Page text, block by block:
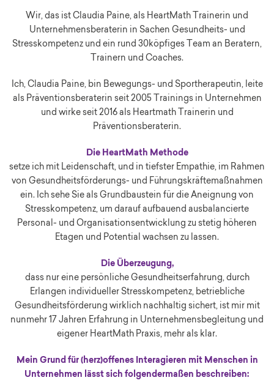
Wir, das ist Claudia Paine, als HeartMath Trainerin und
Unternehmensberaterin in Sachen Gesundheits- und
Stresskompetenz und ein rund 30köpfiges Team an Beratern,
Trainern und Coaches.
Ich, Claudia Paine, bin Bewegungs- und Sportherapeutin, leite
als Präventionsberaterin seit 2005 Trainings in Unternehmen
und wirke seit 2016 als Heartmath Trainerin und
Präventionsberaterin.
Die HeartMath Methode
setze ich mit Leidenschaft, und in tiefster Empathie, im Rahmen
von Gesundheitsförderungs- und Führungskräftemaßnahmen
ein. Ich sehe Sie als Grundbaustein für die Aneignung von
Stresskompetenz, um darauf aufbauend ausbalancierte
Personal- und Organisationsentwicklung zu stetig höheren
Etagen und Potential wachsen zu lassen.
Die Überzeugung,
dass nur eine persönliche Gesundheitserfahrung, durch
Erlangen individueller Stresskompetenz, betriebliche
Gesundheitsförderung wirklich nachhaltig sichert, ist mir mit
nunmehr 17 Jahren Erfahrung in Unternehmensbegleitung und
eigener HeartMath Praxis, mehr als klar.
Mein Grund für (herz)offenes Interagieren mit Menschen in
Unternehmen lässt sich folgendermaßen beschreiben: